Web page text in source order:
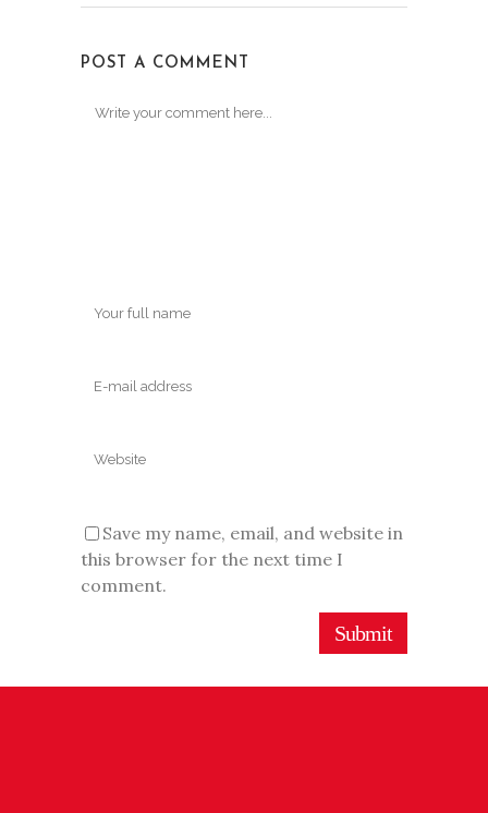
POST A COMMENT
Save my name, email, and website in
this browser for the next time I
comment.